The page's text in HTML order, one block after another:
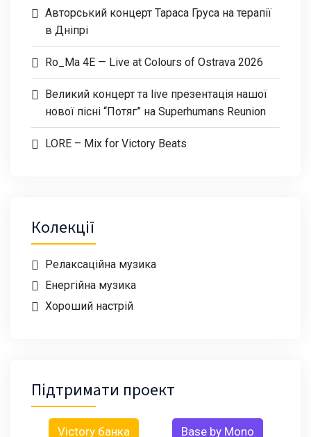
Авторський концерт Тараса Груса на терапії
в Дніпрі
Ro_Ma 4E — Live at Colours of Ostrava 2026
Великий концерт та live презентація нашої
нової пісні “Потяг” на Superhumans Reunion
LORE – Mix for Victory Beats
Колекції
Релаксаційна музика
Енергійна музика
Хороший настрій
Підтримати проект
Victory банка Base by Mono